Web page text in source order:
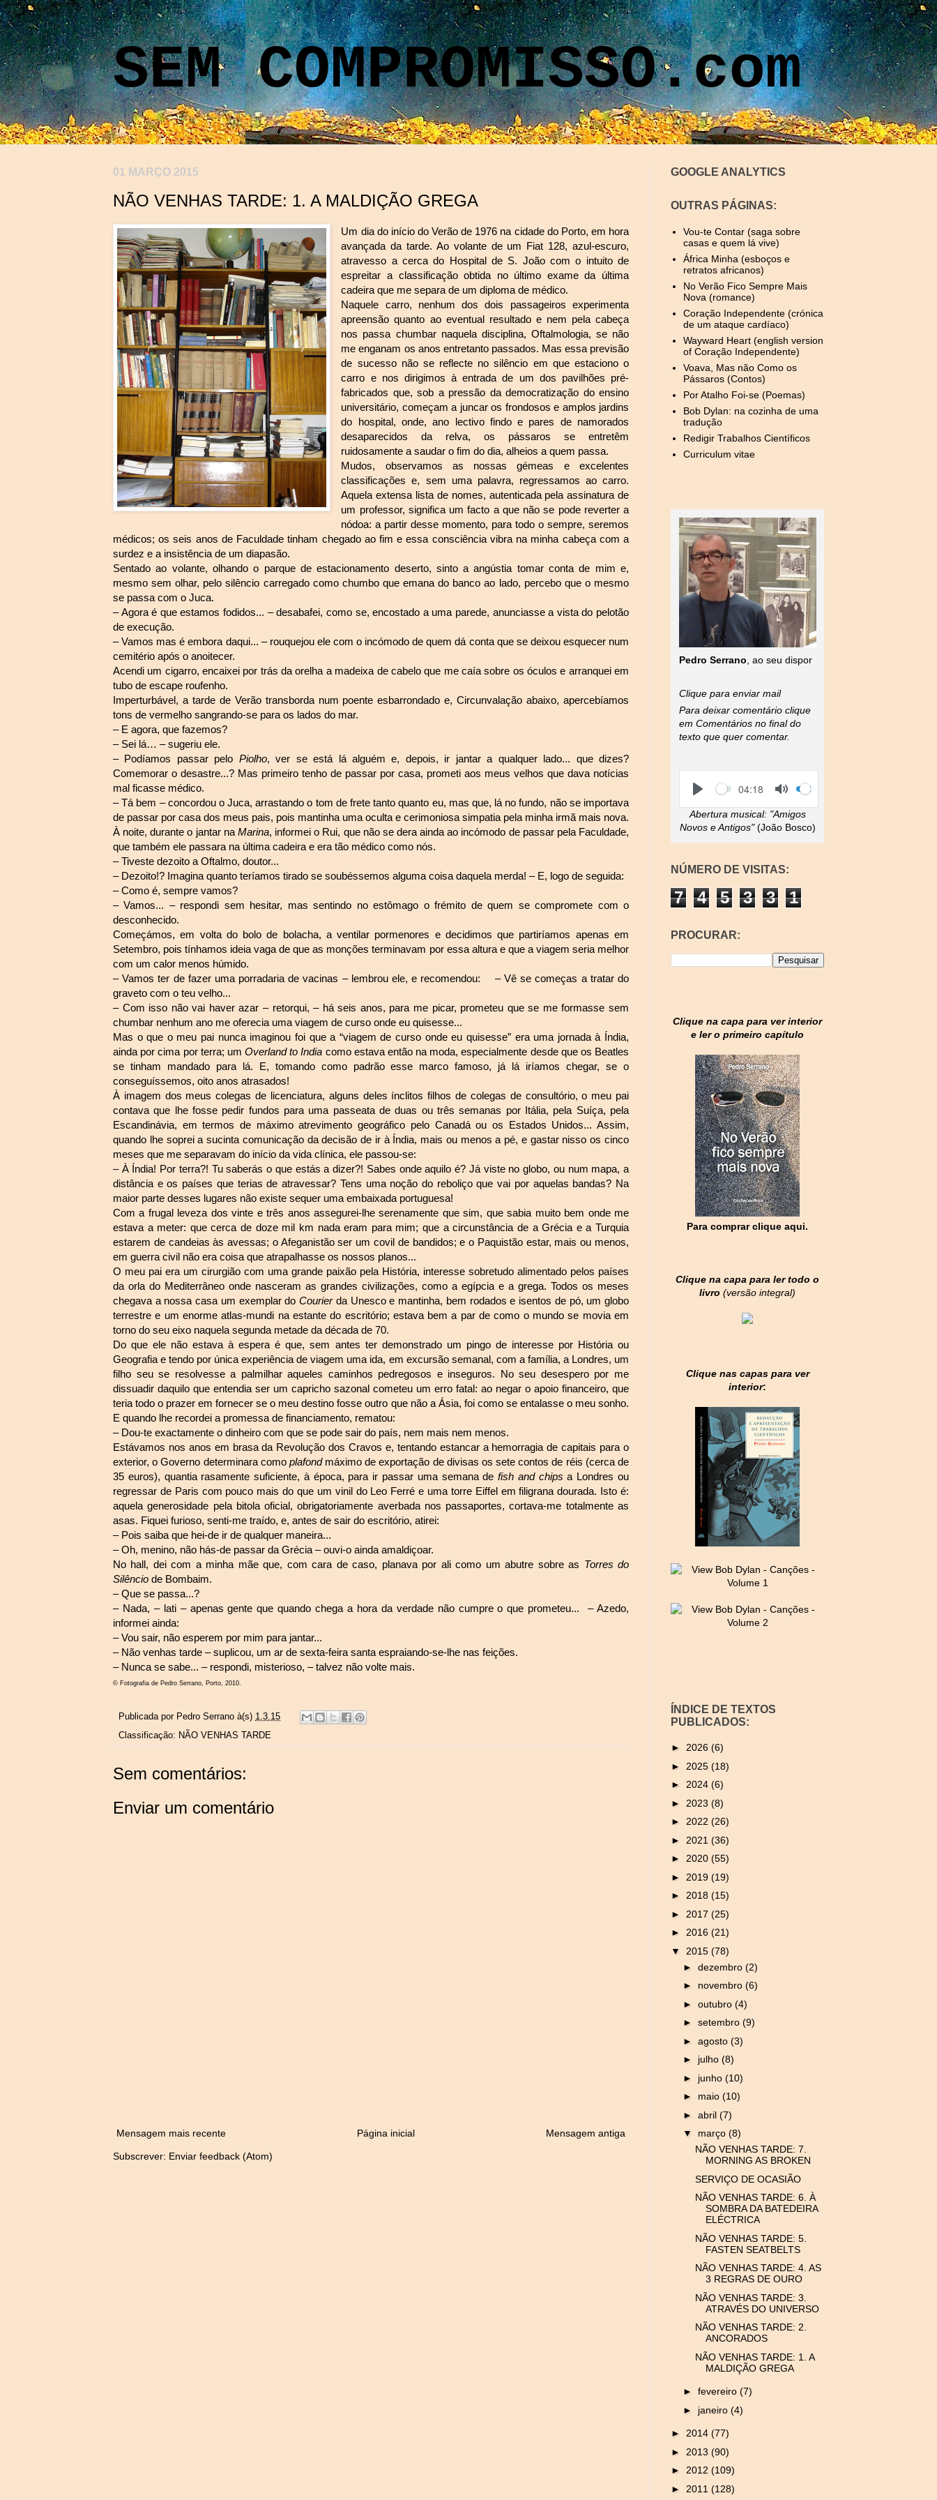
SEM COMPROMISSO.com
01 MARÇO 2015
NÃO VENHAS TARDE: 1. A MALDIÇÃO GREGA
Um diado início do Verão de 1976 na cidade do Porto, em hora
avançada da tarde. Ao volante de um Fiat 128, azul-escuro,
atravesso a cerca do Hospital de S. João com o intuito de
espreitar a classificação obtida no último exame da última
cadeira que me separa de um diploma de médico.
Naquele carro, nenhum dos dois passageiros experimenta
apreensão quanto ao eventual resultado e nem pela cabeça
nos passa chumbar naquela disciplina, Oftalmologia, se não
me enganam os anos entretanto passados. Mas essa previsão
de sucesso não se reflecte no silêncio em que estaciono o
carro e nos dirigimos à entrada de um dos pavilhões pré-
fabricados que, sob a pressão da democratização do ensino
universitário, começam a juncar os frondosos e amplos jardins
do hospital, onde, ano lectivo findo e pares de namorados
desaparecidos da relva, os pássaros se entretêm
ruidosamente a saudar o fim do dia, alheios a quem passa.
Mudos, observamos as nossas gémeas e excelentes
classificações e, sem uma palavra, regressamos ao carro.
Aquela extensa lista de nomes, autenticada pela assinatura de
um professor, significa um facto a que não se pode reverter a
nódoa: a partir desse momento, para todo o sempre, seremos
médicos; os seis anos de Faculdade tinham chegado ao fim e essa consciência vibra na minha cabeça com a
surdez e a insistência de um diapasão.
Sentado ao volante, olhando o parque de estacionamento deserto, sinto a angústia tomar conta de mim e,
mesmo sem olhar, pelo silêncio carregado como chumbo que emana do banco ao lado, percebo que o mesmo
se passa com o Juca.
– Agora é que estamos fodidos... – desabafei, como se, encostado a uma parede, anunciasse a vista do pelotão
de execução.
– Vamos mas é embora daqui... – rouquejou ele com o incómodo de quem dá conta que se deixou esquecer num
cemitério após o anoitecer.
Acendi um cigarro, encaixei por trás da orelha a madeixa de cabelo que me caía sobre os óculos e arranquei em
tubo de escape roufenho.
Imperturbável, a tarde de Verão transborda num poente esbarrondado e, Circunvalação abaixo, apercebíamos
tons de vermelho sangrando-se para os lados do mar.
– E agora, que fazemos?
– Sei lá… – sugeriu ele.
– Podíamos passar pelo Piolho, ver se está lá alguém e, depois, ir jantar a qualquer lado... que dizes?
Comemorar o desastre...? Mas primeiro tenho de passar por casa, prometi aos meus velhos que dava notícias
mal ficasse médico.
– Tá bem – concordou o Juca, arrastando o tom de frete tanto quanto eu, mas que, lá no fundo, não se importava
de passar por casa dos meus pais, pois mantinha uma oculta e cerimoniosa simpatia pela minha irmã mais nova.
À noite, durante o jantar na Marina, informei o Rui, que não se dera ainda ao incómodo de passar pela Faculdade,
que também ele passara na última cadeira e era tão médico como nós.
– Tiveste dezoito a Oftalmo, doutor...
– Dezoito!? Imagina quanto teríamos tirado se soubéssemos alguma coisa daquela merda! – E, logo de seguida:
– Como é, sempre vamos?
– Vamos... – respondi sem hesitar, mas sentindo no estômago o frémito de quem se compromete com o
desconhecido.
Começámos, em volta do bolo de bolacha, a ventilar pormenores e decidimos que partiríamos apenas em
Setembro, pois tínhamos ideia vaga de que as monções terminavam por essa altura e que a viagem seria melhor
com um calor menos húmido.
– Vamos ter de fazer uma porradaria de vacinas – lembrou ele, e recomendou: – Vê se começas a tratar do
graveto com o teu velho...
– Com isso não vai haver azar – retorqui, – há seis anos, para me picar, prometeu que se me formasse sem
chumbar nenhum ano me oferecia uma viagem de curso onde eu quisesse...
Mas o que o meu pai nunca imaginou foi que a “viagem de curso onde eu quisesse” era uma jornada à Índia,
ainda por cima por terra; um Overland to India como estava então na moda, especialmente desde que os Beatles
se tinham mandado para lá. E, tomando como padrão esse marco famoso, já lá iríamos chegar, se o
conseguíssemos, oito anos atrasados!
À imagem dos meus colegas de licenciatura, alguns deles ínclitos filhos de colegas de consultório, o meu pai
contava que lhe fosse pedir fundos para uma passeata de duas ou três semanas por Itália, pela Suíça, pela
Escandinávia, em termos de máximo atrevimento geográfico pelo Canadá ou os Estados Unidos... Assim,
quando lhe soprei a sucinta comunicação da decisão de ir à Índia, mais ou menos a pé, e gastar nisso os cinco
meses que me separavam do início da vida clínica, ele passou-se:
– À Índia! Por terra?! Tu saberás o que estás a dizer?! Sabes onde aquilo é? Já viste no globo, ou num mapa, a
distância e os países que terias de atravessar? Tens uma noção do reboliço que vai por aquelas bandas? Na
maior parte desses lugares não existe sequer uma embaixada portuguesa!
Com a frugal leveza dos vinte e três anos assegurei-lhe serenamente que sim, que sabia muito bem onde me
estava a meter: que cerca de doze mil km nada eram para mim; que a circunstância de a Grécia e a Turquia
estarem de candeias às avessas; o Afeganistão ser um covil de bandidos; e o Paquistão estar, mais ou menos,
em guerra civil não era coisa que atrapalhasse os nossos planos...
O meu pai era um cirurgião com uma grande paixão pela História, interesse sobretudo alimentado pelos países
da orla do Mediterrâneo onde nasceram as grandes civilizações, como a egípcia e a grega. Todos os meses
chegava a nossa casa um exemplar doCourier da Unesco e mantinha, bem rodados e isentos de pó, um globo
terrestre e um enorme atlas-mundi na estante do escritório; estava bem a par de como o mundo se movia em
torno do seu eixo naquela segunda metade da década de 70.
Do que ele não estava à espera é que, sem antes ter demonstrado um pingo de interesse por História ou
Geografia e tendo por única experiência de viagem uma ida, em excursão semanal, com a família, a Londres, um
filho seu se resolvesse a palmilhar aqueles caminhos pedregosos e inseguros. No seu desespero por me
dissuadir daquilo que entendia ser um capricho sazonal cometeu um erro fatal: ao negar o apoio financeiro, que
teria todo o prazer em fornecer se o meu destino fosse outro que não a Ásia, foi como se entalasse o meu sonho.
E quando lhe recordei a promessa de financiamento, rematou:
– Dou-te exactamente o dinheiro com que se pode sair do país, nem mais nem menos.
Estávamos nos anos em brasa da Revolução dos Cravos e, tentando estancar a hemorragia de capitais para o
exterior, o Governo determinara como plafondmáximo de exportação de divisas os sete contos de réis (cerca de
35 euros), quantia rasamente suficiente, à época, para ir passar uma semana defish and chips a Londres ou
regressar de Paris com pouco mais do que um vinil do Leo Ferré e uma torre Eiffel em filigrana dourada. Isto é:
aquela generosidade pela bitola oficial, obrigatoriamente averbada nos passaportes, cortava-me totalmente as
asas. Fiquei furioso, senti-me traído, e, antes de sair do escritório, atirei:
– Pois saiba que hei-de ir de qualquer maneira...
– Oh, menino, não hás-de passar da Grécia – ouvi-o ainda amaldiçoar.
No hall, dei com a minha mãe que, com cara de caso, planava por ali como um abutre sobre as Torres do
Silêncio de Bombaim.
– Que se passa...?
– Nada, – lati – apenas gente que quando chega a hora da verdade não cumpre o que prometeu...
– Azedo,
informei ainda:
– Vou sair, não esperem por mim para jantar...
– Não venhas tarde – suplicou, um ar de sexta-feira santa espraiando-se-lhe nas feições.
– Nunca se sabe... – respondi, misterioso, – talvez não volte mais.
© Fotografia de Pedro Serrano, Porto, 2010.
Publicada por Pedro Serrano à(s) 1.3.15
Classificação: NÃO VENHAS TARDE
Sem comentários:
Enviar um comentário
Mensagem mais recente Mensagem antiga
Página inicial
Subscrever: Enviar feedback (Atom)
GOOGLE ANALYTICS
OUTRAS PÁGINAS:
Vou-te Contar (saga sobre
casas e quem lá vive)
África Minha (esboços e
retratos africanos)
No Verão Fico Sempre Mais
Nova (romance)
Coração Independente (crónica
de um ataque cardíaco)
Wayward Heart (english version
of Coração Independente)
Voava, Mas não Como os
Pássaros (Contos)
Por Atalho Foi-se (Poemas)
Bob Dylan: na cozinha de uma
tradução
Redigir Trabalhos Científicos
Curriculum vitae
Pedro Serrano , ao seu dispor
Clique para enviar mail
Para deixar comentário clique
em Comentários no final do
texto que quer comentar.
l
y
S
e
e
k
C
r
r
e
n
t
i
m
e
04:18
o
g
l
M
u
e
V
o
l
u
m
e
Abertura musical:"Amigos
Novos e Antigos"(João Bosco)
NÚMERO DE VISITAS:
7 4 5 3 3 1
PROCURAR:
Clique na capa para ver interior
e ler o primeiro capítulo
Para comprar clique aqui.
Clique na capa para ler todo o
livro (versão integral)
Clique nas capas para ver
interior:
ÍNDICE DE TEXTOS
PUBLICADOS:
► 2026 (6)
► 2025 (18)
► 2024 (6)
► 2023 (8)
► 2022 (26)
► 2021 (36)
► 2020 (55)
► 2019 (19)
► 2018 (15)
► 2017 (25)
► 2016 (21)
▼ 2015 (78)
► dezembro (2)
► novembro (6)
► outubro (4)
► setembro (9)
► agosto (3)
► julho (8)
► junho (10)
► maio (10)
► abril (7)
▼ março (8)
NÃO VENHAS TARDE: 7.
MORNING AS BROKEN
SERVIÇO DE OCASIÃO
NÃO VENHAS TARDE: 6. À
SOMBRA DA BATEDEIRA
ELÉCTRICA
NÃO VENHAS TARDE: 5.
FASTEN SEATBELTS
NÃO VENHAS TARDE: 4. AS
3 REGRAS DE OURO
NÃO VENHAS TARDE: 3.
ATRAVÉS DO UNIVERSO
NÃO VENHAS TARDE: 2.
ANCORADOS
NÃO VENHAS TARDE: 1. A
MALDIÇÃO GREGA
► fevereiro (7)
► janeiro (4)
► 2014 (77)
► 2013 (90)
► 2012 (109)
► 2011 (128)